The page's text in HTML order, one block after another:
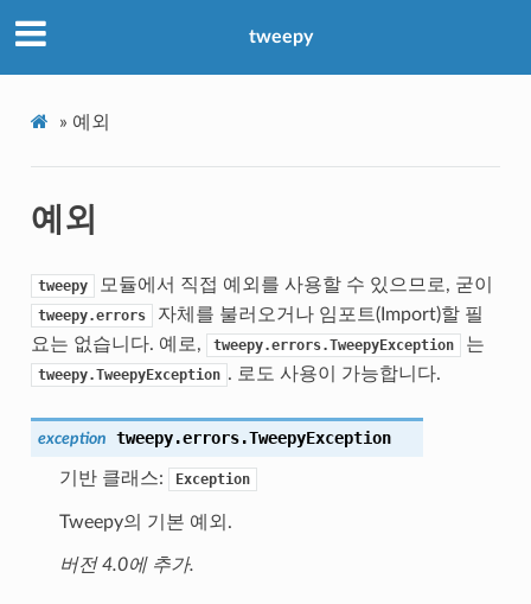
tweepy
» 예외
예외
tweepy 모듈에서 직접 예외를 사용할 수 있으므로, 굳이
tweepy.errors
자체를 불러오거나 임포트(Import)할 필
요는 없습니다. 예로,
tweepy.errors.TweepyException 는
tweepy.TweepyException . 로도 사용이 가능합니다.
exception tweepy.errors.TweepyException
기반 클래스: Exception
Tweepy의 기본 예외.
버전 4.0에 추가.